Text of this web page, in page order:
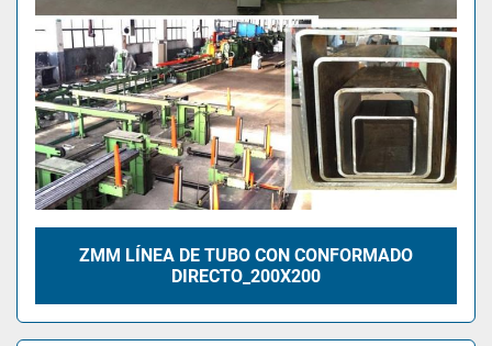
ZMM LÍNEA DE TUBO CON CONFORMADO
DIRECTO_200X200